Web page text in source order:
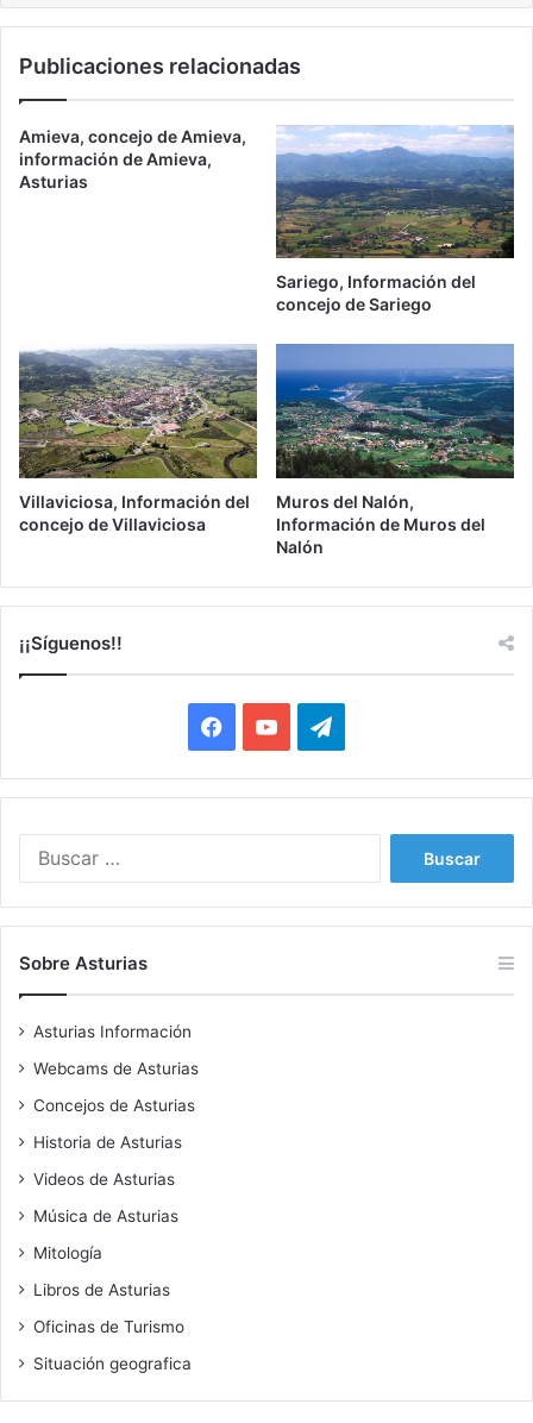
Publicaciones relacionadas
Amieva, concejo de Amieva,
información de Amieva,
Asturias
Sariego, Información del
concejo de Sariego
Villaviciosa, Información del
concejo de Villaviciosa
Muros del Nalón,
Información de Muros del
Nalón
¡¡Síguenos!!
Facebook
YouTubeTelegram
Sobre Asturias
Asturias Información
Webcams de Asturias
Concejos de Asturias
Historia de Asturias
Videos de Asturias
Música de Asturias
Mitología
Libros de Asturias
Oficinas de Turismo
Situación geografica